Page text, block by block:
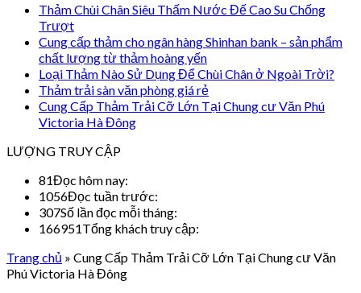
Thảm Chùi Chân Siêu Thấm Nước Đế Cao Su Chống
Trượt
Cung cấp thảm cho ngân hàng Shinhan bank – sản phẩm
chất lượng từ thảm hoàng yến
Loại Thảm Nào Sử Dụng Để Chùi Chân ở Ngoài Trời?
Thảm trải sàn văn phòng giá rẻ
Cung Cấp Thảm Trải Cỡ Lớn Tại Chung cư Văn Phú
Victoria Hà Đông
LƯỢNG TRUY CẬP
81Đọc hôm nay:
1056Đọc tuần trước:
307Số lần đọc mỗi tháng:
166951Tổng khách truy cập:
Trang chủ » Cung Cấp Thảm Trải Cỡ Lớn Tại Chung cư Văn
Phú Victoria Hà Đông